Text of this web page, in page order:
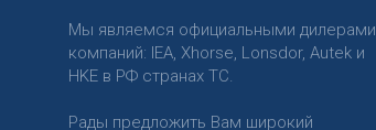
Мы являемся официальными дилерами
компаний: IEA, Xhorse, Lonsdor, Autek и
HKE в РФ странах ТС.
Рады предложить Вам широкий